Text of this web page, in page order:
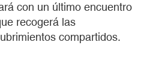
con un último encuentro
recogerá las
compartidos.